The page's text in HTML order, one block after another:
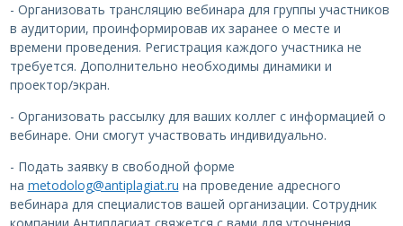
- Организовать трансляцию вебинара для группы участников
в аудитории, проинформировав их заранее о месте и
времени проведения. Регистрация каждого участника не
требуется. Дополнительно необходимы динамики и
проектор/экран.
- Организовать рассылку для ваших коллег с информацией о
вебинаре. Они смогут участвовать индивидуально.
- Подать заявку в свободной форме
на metodolog@antiplagiat.ru на проведение адресного
вебинара для специалистов вашей организации. Сотрудник